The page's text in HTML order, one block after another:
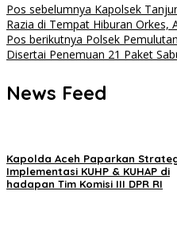
Navigasi
pos
Pos sebelumnya Kapolsek
Razia di Tempat Hiburan Orkes,
Pos berikutnya Polsek
Disertai Penemuan 21 Paket
News Feed
Kapolda Aceh Paparkan
Implementasi KUHP & KUHAP di
hadapan Tim Komisi III DPR RI